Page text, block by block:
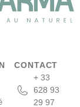
CONTACT
+ 33
628 93
29 97